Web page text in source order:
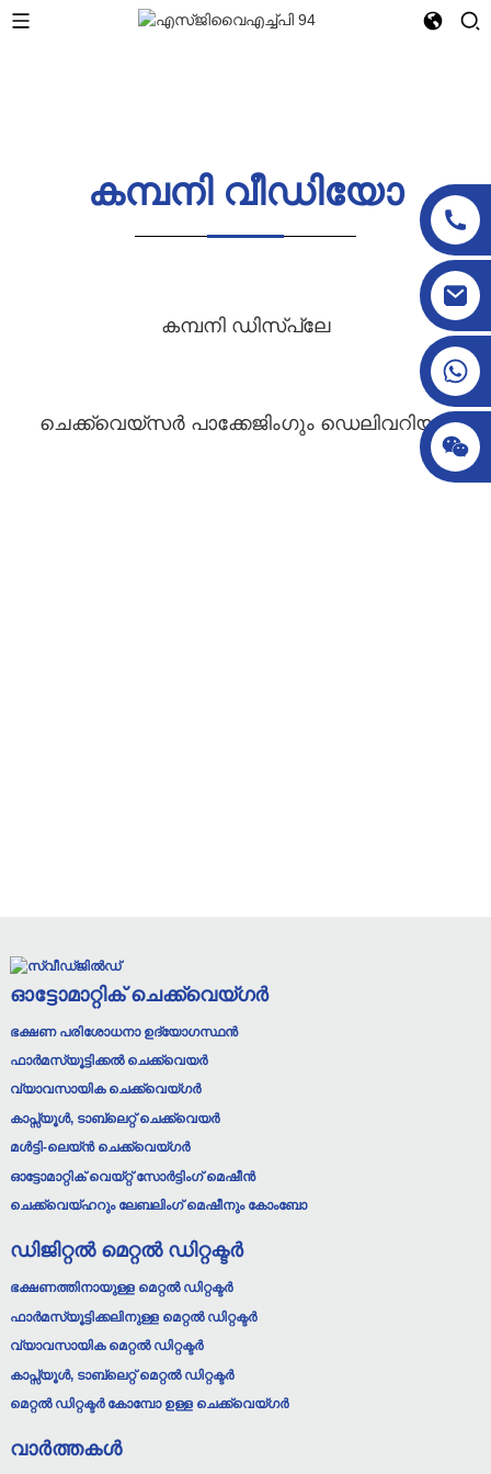
കമ്പനി വീഡിയോ
കമ്പനി ഡിസ്പ്ലേ
ചെക്ക്‌വെയ്‌സർ പാക്കേജിംഗും ഡെലിവറിയും
ഓട്ടോമാറ്റിക് ചെക്ക്‌വെയ്‌ഗർ
ഭക്ഷണ പരിശോധനാ ഉദ്യോഗസ്ഥൻ
ഫാർമസ്യൂട്ടിക്കൽ ചെക്ക്‌വെയർ
വ്യാവസായിക ചെക്ക്‌വെയ്‌ഗർ
കാപ്സ്യൂൾ, ടാബ്‌ലെറ്റ് ചെക്ക്‌വെയർ
മൾട്ടി-ലെയ്ൻ ചെക്ക്‌വെയ്‌ഗർ
ഓട്ടോമാറ്റിക് വെയ്റ്റ് സോർട്ടിംഗ് മെഷീൻ
ചെക്ക്‌വെയ്‌ഹറും ലേബലിംഗ് മെഷീനും കോംബോ
ഡിജിറ്റൽ മെറ്റൽ ഡിറ്റക്ടർ
ഭക്ഷണത്തിനായുള്ള മെറ്റൽ ഡിറ്റക്ടർ
ഫാർമസ്യൂട്ടിക്കലിനുള്ള മെറ്റൽ ഡിറ്റക്ടർ
വ്യാവസായിക മെറ്റൽ ഡിറ്റക്ടർ
കാപ്സ്യൂൾ, ടാബ്‌ലെറ്റ് മെറ്റൽ ഡിറ്റക്ടർ
മെറ്റൽ ഡിറ്റക്ടർ കോമ്പോ ഉള്ള ചെക്ക്‌വെയ്‌ഗർ
വാർത്തകൾ